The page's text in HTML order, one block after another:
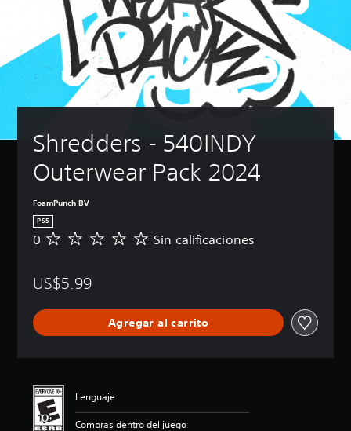
Shredders - 540INDY
Outerwear Pack 2024
FoamPunch BV
PS5
S
c
i
c
o
0 Sin calificaciones
US$5.99
Agregar al carrito
Lenguaje
Compras dentro del juego